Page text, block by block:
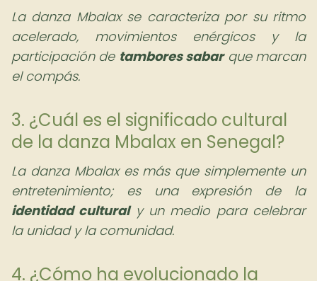
La danza Mbalax se caracteriza por su ritmo
acelerado, movimientos enérgicos y la
participación de tambores sabarque marcan
el compás.
3. ¿Cuál es el significado cultural
de la danza Mbalax en Senegal?
La danza Mbalax es más que simplemente un
entretenimiento; es una expresión de la
identidad culturaly un medio para celebrar
la unidad y la comunidad.
4. ¿Cómo ha evolucionado la